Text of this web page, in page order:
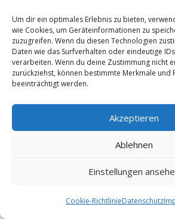
Um dir ein optimales Erlebnis zu bieten,
wie Cookies, um Geräteinformationen zu
zuzugreifen. Wenn du diesen Technologien
Daten wie das Surfverhalten oder eindeutige
verarbeiten. Wenn du deine Zustimmung nicht
zurückziehst, können bestimmte Merkmale und
beeinträchtigt werden.
Akzeptieren
Ablehnen
Einstellungen
Cookie-RichtlinieDatenschutz
Waldbüttelbrunn
Rottendorf Unterfranken
Estenfeld
Eisingen Kreis Würzburg
Hettstadt
Güntersleben Kreis Würzburg
Erlabrunn Unterfranken